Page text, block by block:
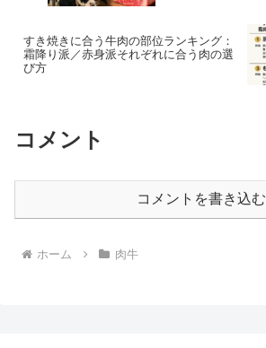
すき焼きに合う牛肉の部位ランキング：
霜降り派／赤身派それぞれに合う肉の選
び方
コメント
コメントを書き込む
ホーム 肉牛